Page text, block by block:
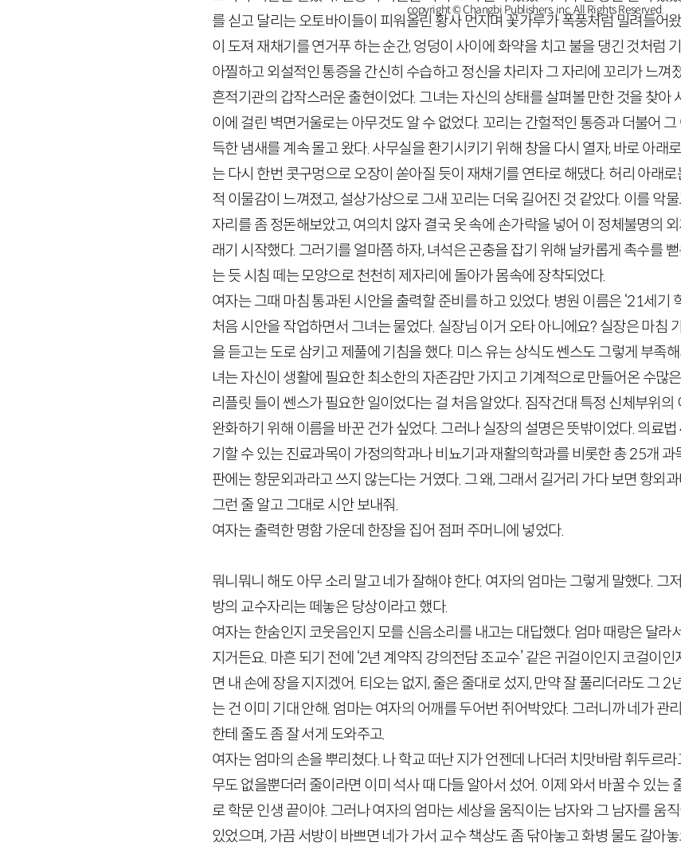
를 싣고 달리는 오토바이들이 피워올린 황사 먼지며 꽃가루가 폭풍처럼 밀려들어
이 도져 재채기를 연거푸 하는 순간, 엉덩이 사이에 화약을 치고 불을 댕긴 것처럼
아찔하고 외설적인 통증을 간신히 수습하고 정신을 차리자 그 자리에 꼬리가 느껴
흔적기관의 갑작스러운 출현이었다. 그녀는 자신의 상태를 살펴볼 만한 것을 찾아
이에 걸린 벽면거울로는 아무것도 알 수 없었다. 꼬리는 간헐적인 통증과 더불어
득한 냄새를 계속 몰고 왔다. 사무실을 환기시키기 위해 창을 다시 열자, 바로 아래
는 다시 한번 콧구멍으로 오장이 쏟아질 듯이 재채기를 연타로 해댔다. 허리 아래로
적 이물감이 느껴졌고, 설상가상으로 그새 꼬리는 더욱 길어진 것 같았다. 이를 악
자리를 좀 정돈해보았고, 여의치 않자 결국 옷 속에 손가락을 넣어 이 정체불명의
래기 시작했다. 그러기를 얼마쯤 하자, 녀석은 곤충을 잡기 위해 날카롭게 촉수를
는 듯 시침 떼는 모양으로 천천히 제자리에 돌아가 몸속에 장착되었다.
여자는 그때 마침 통과된 시안을 출력할 준비를 하고 있었다. 병원 이름은 ‘21세기
처음 시안을 작업하면서 그녀는 물었다. 실장님 이거 오타 아니에요? 실장은 마침
을 듣고는 도로 삼키고 제풀에 기침을 했다. 미스 유는 상식도 쎈스도 그렇게 부족
녀는 자신이 생활에 필요한 최소한의 자존감만 가지고 기계적으로 만들어온 수많
리플릿 들이 쎈스가 필요한 일이었다는 걸 처음 알았다. 짐작건대 특정 신체부위
완화하기 위해 이름을 바꾼 건가 싶었다. 그러나 실장의 설명은 뜻밖이었다. 의료
기할 수 있는 진료과목이 가정의학과나 비뇨기과 재활의학과를 비롯한 총 25개 과
판에는 항문외과라고 쓰지 않는다는 거였다. 그 왜, 그래서 길거리 가다 보면 항외
그런 줄 알고 그대로 시안 보내줘.
여자는 출력한 명함 가운데 한장을 집어 점퍼 주머니에 넣었다.
뭐니뭐니 해도 아무 소리 말고 네가 잘해야 한다. 여자의 엄마는 그렇게 말했다. 그
방의 교수자리는 떼놓은 당상이라고 했다.
여자는 한숨인지 코웃음인지 모를 신음소리를 내고는 대답했다. 엄마 때랑은 달라
지거든요. 마흔 되기 전에 ‘2년 계약직 강의전담 조교수’ 같은 귀걸이인지 코걸이
면 내 손에 장을 지지겠어. 티오는 없지, 줄은 줄대로 섰지, 만약 잘 풀리더라도 그 2
는 건 이미 기대 안해. 엄마는 여자의 어깨를 두어번 쥐어박았다. 그러니까 네가 관
한테 줄도 좀 잘 서게 도와주고.
여자는 엄마의 손을 뿌리쳤다. 나 학교 떠난 지가 언젠데 나더러 치맛바람 휘두르
무도 없을뿐더러 줄이라면 이미 석사 때 다들 알아서 섰어. 이제 와서 바꿀 수 있는
로 학문 인생 끝이야. 그러나 여자의 엄마는 세상을 움직이는 남자와 그 남자를 움
있었으며, 가끔 서방이 바쁘면 네가 가서 교수 책상도 좀 닦아놓고 화병 물도 갈아
copyright © Changbi Publishers, inc. All Rights Reserved.